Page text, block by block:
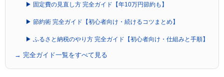
▶ 固定費の見直し方 完全ガイド【年10万円節約も】
▶ 節約術 完全ガイド【初心者向け・続けるコツまとめ】
▶ ふるさと納税のやり方 完全ガイド【初心者向け・仕組みと手順】
→ 完全ガイド一覧をすべて見る